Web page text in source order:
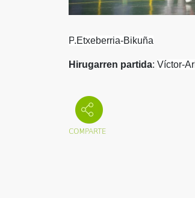
P.Etxeberria-Bikuña
Hirugarren partida: Víctor-